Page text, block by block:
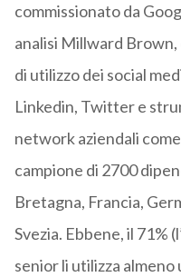
commissionato da
analisi Millward Brown,
di utilizzo dei social
Linkedin, Twitter e
network aziendali
campione di 2700
Bretagna, Francia,
Svezia. Ebbene, il 71%
senior li utilizza